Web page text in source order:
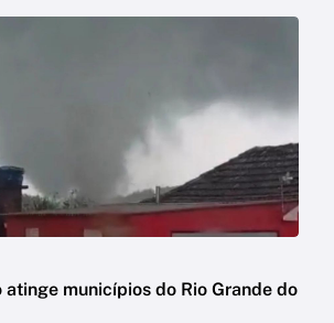
atinge municípios do Rio Grande do